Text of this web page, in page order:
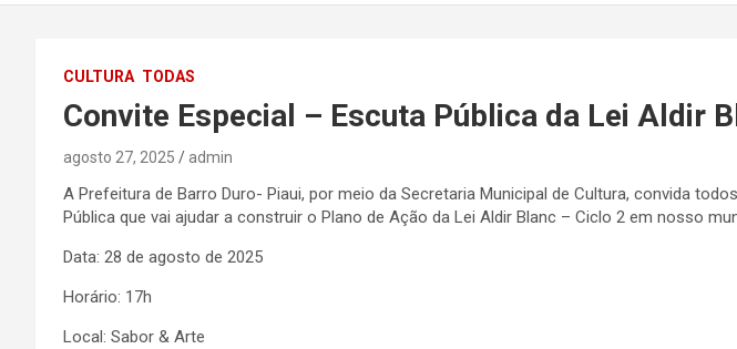
CULTURA TODAS
Convite Especial – Escuta Pública da Lei Aldir
agosto 27, 2025 admin
A Prefeitura de Barro Duro- Piaui, por meio da Secretaria Municipal de Cultura, convida
Pública que vai ajudar a construir o Plano de Ação da Lei Aldir Blanc – Ciclo 2 em nosso
Data: 28 de agosto de 2025
Horário: 17h
Local: Sabor & Arte